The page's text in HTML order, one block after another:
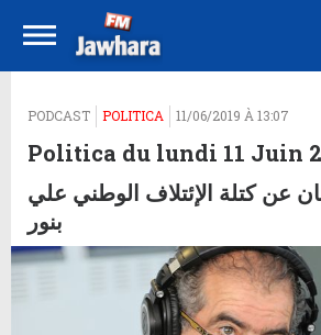
PODCAST POLITICA 11/06/2019 À 13:07
Politica du lundi 11 Juin
عن كتلة الإئتلاف الوطني علي
بنور